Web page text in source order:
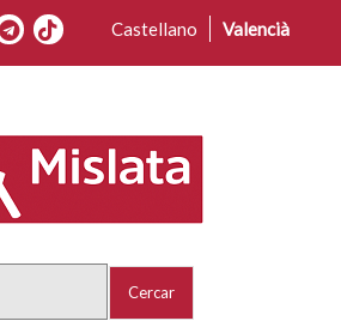
Castellano Valencià